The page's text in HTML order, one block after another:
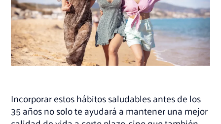
Incorporar estos hábitos saludables antes de los
35 años no solo te ayudará a mantener una mejor